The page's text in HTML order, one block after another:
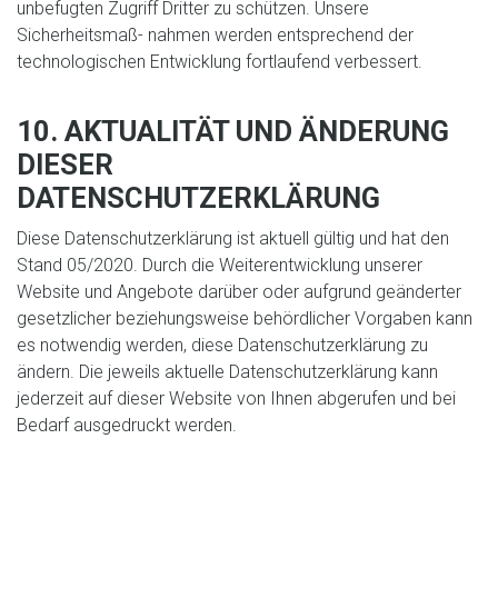
unbefugten Zugriff Dritter zu schützen. Unsere
Sicherheitsmaß- nahmen werden entsprechend der
technologischen Entwicklung fortlaufend verbessert.
10. AKTUALITÄT UND ÄNDERUNG
DIESER
DATENSCHUTZERKLÄRUNG
Diese Datenschutzerklärung ist aktuell gültig und hat den
Stand 05/2020. Durch die Weiterentwicklung unserer
Website und Angebote darüber oder aufgrund geänderter
gesetzlicher beziehungsweise behördlicher Vorgaben kann
es notwendig werden, diese Datenschutzerklärung zu
ändern. Die jeweils aktuelle Datenschutzerklärung kann
jederzeit auf dieser Website von Ihnen abgerufen und bei
Bedarf ausgedruckt werden.